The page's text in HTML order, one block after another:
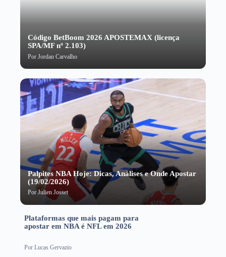
Código BetBoom 2026 APOSTEMAX (licença
SPA/MF nº 2.103)
Por Jordan Carvalho
Palpites NBA Hoje: Dicas, Análises e Onde Apostar
(19/02/2026)
PorJulien Josset
Plataformas que mais pagam para
apostar em NBA é NFL em 2026
Por Lucas Gervazio